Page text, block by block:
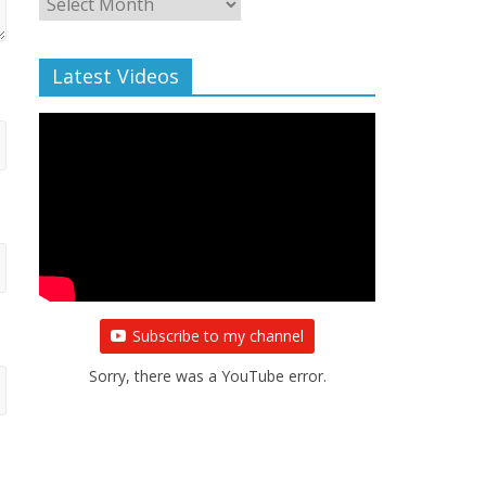
Archive
Latest Videos
Subscribe to my channel
Sorry, there was a YouTube error.